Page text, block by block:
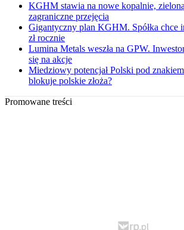
KGHM stawia na nowe kopalnie,
zagraniczne przejęcia
Gigantyczny plan KGHM. Spółka chce
zł rocznie
Lumina Metals weszła na GPW.
się na akcje
Miedziowy potencjał Polski pod
blokuje polskie złoża?
Promowane treści